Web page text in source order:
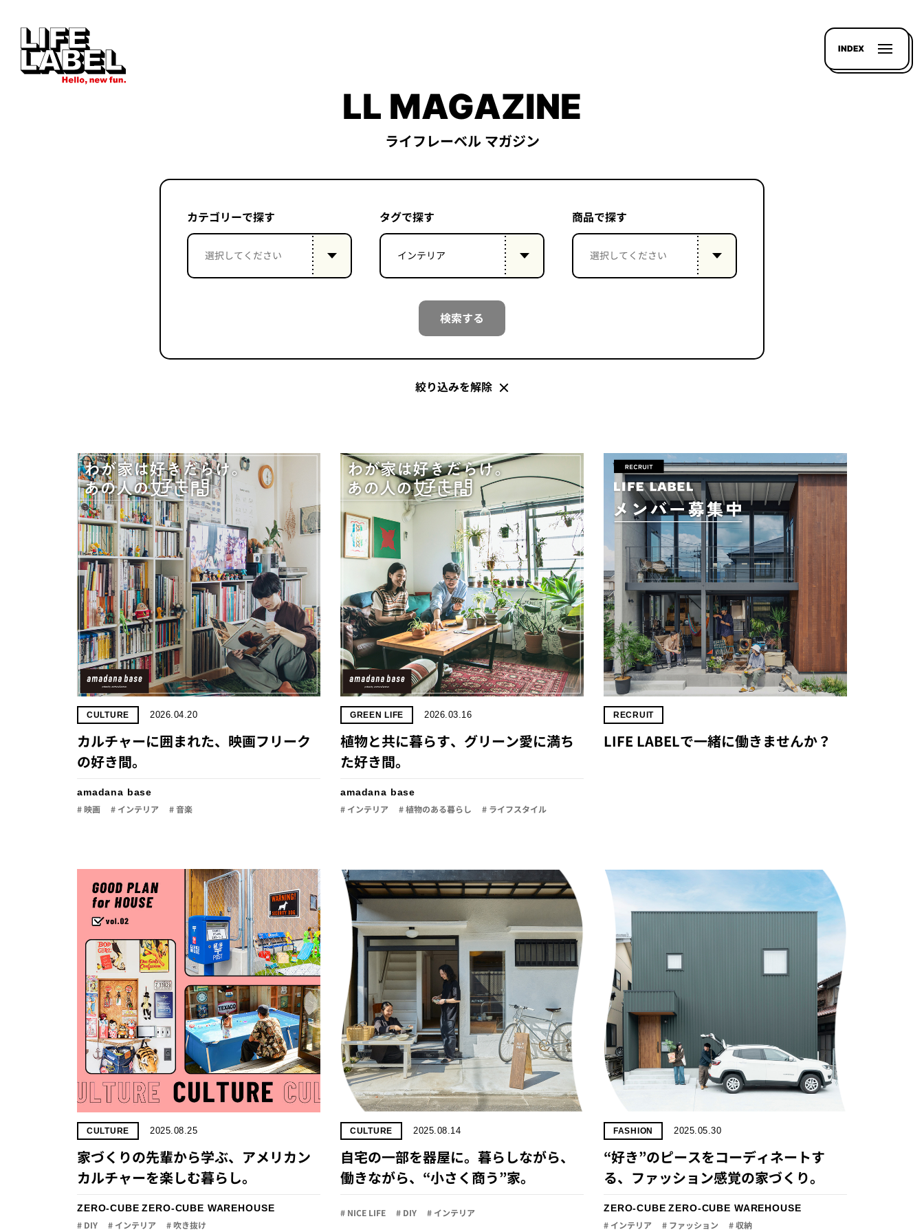
INDEX
LL MAGAZINE
ライフレーベル マガジン
カテゴリーで探す タグで探す
インテリア
商品で探す
検索する
絞り込みを解除
CULTURE 2026.04.20
カルチャーに囲まれた、映画フリーク
の好き間。
amadana base
# 映画 # インテリア # 音楽
GREEN LIFE 2026.03.16
植物と共に暮らす、グリーン愛に満ち
た好き間。
amadana base
# インテリア # 植物のある暮らし # ライフスタイル
RECRUIT
LIFE LABELで一緒に働きませんか？
CULTURE 2025.08.25
家づくりの先輩から学ぶ、アメリカン
カルチャーを楽しむ暮らし。
ZERO-CUBE ZERO-CUBE WAREHOUSE
# DIY # インテリア # 吹き抜け
CULTURE 2025.08.14
自宅の一部を器屋に。暮らしながら、
働きながら、“小さく商う”家。
# NICE LIFE # DIY # インテリア
FASHION 2025.05.30
“好き”のピースをコーディネートす
る、ファッション感覚の家づくり。
ZERO-CUBE ZERO-CUBE WAREHOUSE
# インテリア # ファッション # 収納